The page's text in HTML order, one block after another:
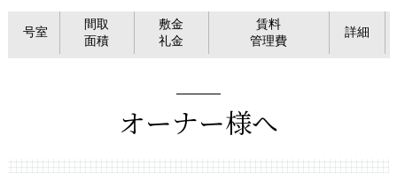
号室
間取
面積
敷金
礼金
賃料
管理費
詳細
オーナー様へ